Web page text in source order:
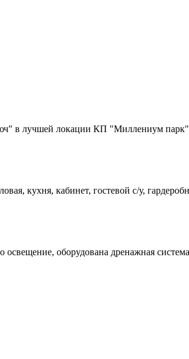
в лучшей локации КП "Миллениум
кухня, кабинет, гостевой с/у,
оборудована дренажная